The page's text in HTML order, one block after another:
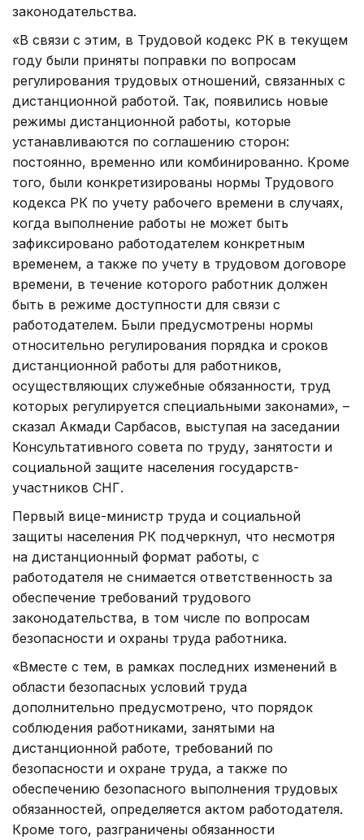
законодательства.
«В связи с этим, в Трудовой кодекс РК в текущем
году были приняты поправки по вопросам
регулирования трудовых отношений, связанных с
дистанционной работой. Так, появились новые
режимы дистанционной работы, которые
устанавливаются по соглашению сторон:
постоянно, временно или комбинированно. Кроме
того, были конкретизированы нормы Трудового
кодекса РК по учету рабочего времени в случаях,
когда выполнение работы не может быть
зафиксировано работодателем конкретным
временем, а также по учету в трудовом договоре
времени, в течение которого работник должен
быть в режиме доступности для связи с
работодателем. Были предусмотрены нормы
относительно регулирования порядка и сроков
дистанционной работы для работников,
осуществляющих служебные обязанности, труд
которых регулируется специальными законами», –
сказал Акмади Сарбасов, выступая на заседании
Консультативного совета по труду, занятости и
социальной защите населения государств-
участников СНГ.
Первый вице-министр труда и социальной
защиты населения РК подчеркнул, что несмотря
на дистанционный формат работы, с
работодателя не снимается ответственность за
обеспечение требований трудового
законодательства, в том числе по вопросам
безопасности и охраны труда работника.
«Вместе с тем, в рамках последних изменений в
области безопасных условий труда
дополнительно предусмотрено, что порядок
соблюдения работниками, занятыми на
дистанционной работе, требований по
безопасности и охране труда, а также по
обеспечению безопасного выполнения трудовых
обязанностей, определяется актом работодателя.
Кроме того, разграничены обязанности